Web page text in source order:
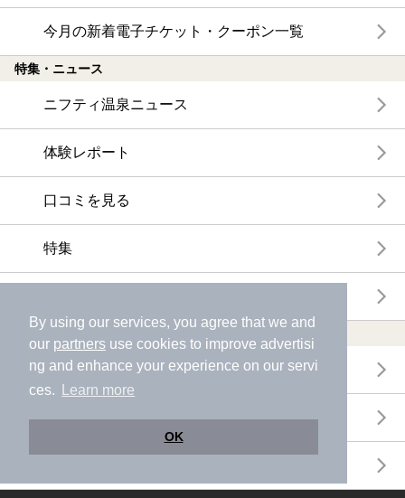
By using our services, you agree that we and
our partners use cookies to improve advertisi
ng and enhance your experience on our servi
ces.
Learn more
OK
今月の新着電子チケット・クーポン一覧
特集・ニュース
ニフティ温泉ニュース
体験レポート
口コミを見る
特集
温浴施設ランキング
年間温泉ランキング
月間温泉ランキング